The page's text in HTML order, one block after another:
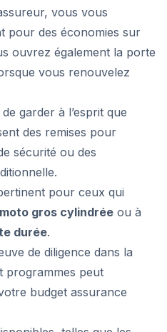
vous vous
pour des économies sur
ouvrez également la porte
vous renouvelez
garder à l’esprit que
des remises pour
sécurité ou des
pour ceux qui
gros cylindrée ou à
durée.
de diligence dans la
programmes peut
budget assurance